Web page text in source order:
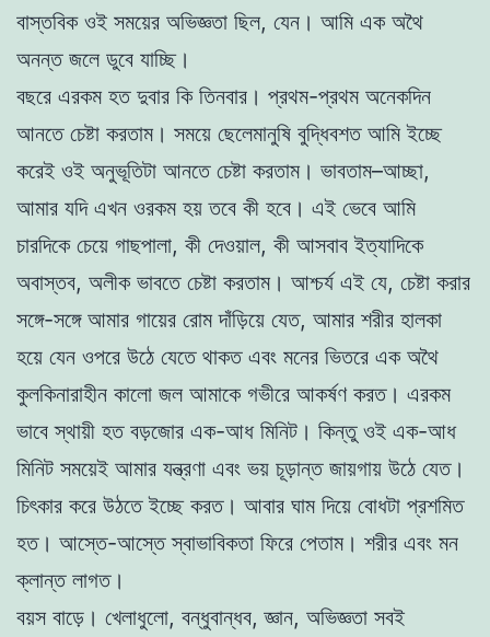
বাস্তবিক ওই সময়ের অভিজ্ঞতা ছিল, যেন। আমি এক অথৈ
অনন্ত জলে ডুবে যাচ্ছি।
বছরে এরকম হত দুবার কি তিনবার। প্রথম-প্রথম অনেকদিন
আনতে চেষ্টা করতাম। সময়ে ছেলেমানুষি বুদ্ধিবশত আমি ইচ্ছে
করেই ওই অনুভূতিটা আনতে চেষ্টা করতাম। ভাবতাম–আচ্ছা,
আমার যদি এখন ওরকম হয় তবে কী হবে। এই ভেবে আমি
চারদিকে চেয়ে গাছপালা, কী দেওয়াল, কী আসবাব ইত্যাদিকে
অবাস্তব, অলীক ভাবতে চেষ্টা করতাম। আশ্চর্য এই যে, চেষ্টা করার
সঙ্গে-সঙ্গে আমার গায়ের রোম দাঁড়িয়ে যেত, আমার শরীর হালকা
হয়ে যেন ওপরে উঠে যেতে থাকত এবং মনের ভিতরে এক অথৈ
কুলকিনারাহীন কালো জল আমাকে গভীরে আকর্ষণ করত। এরকম
ভাবে স্থায়ী হত বড়জোর এক-আধ মিনিট। কিন্তু ওই এক-আধ
মিনিট সময়েই আমার যন্ত্রণা এবং ভয় চূড়ান্ত জায়গায় উঠে যেত।
চিৎকার করে উঠতে ইচ্ছে করত। আবার ঘাম দিয়ে বোধটা প্রশমিত
হত। আস্তে-আস্তে স্বাভাবিকতা ফিরে পেতাম। শরীর এবং মন
ক্লান্ত লাগত।
বয়স বাড়ে। খেলাধুলো, বন্ধুবান্ধব, জ্ঞান, অভিজ্ঞতা সবই